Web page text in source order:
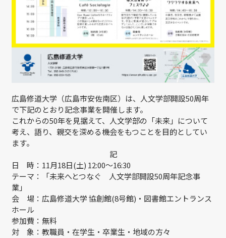
広島修道大学（広島市安佐南区）は、人文学部開設50周年
で下記のとおり記念事業を開催します。
これからの50年を見据えて、人文学部の「未来」について
考え、語り、親交を深める機会をもつことを目的としてい
ます。
記
日 時：11月18日(土) 12:00～16:30
テーマ：「未来へとつなぐ 人文学部開設50周年記念事
業」
会 場：広島修道大学 協創館(8号館)・図書館エントランス
ホール
参加費：無料
対 象：教職員・在学生・卒業生・地域の方々